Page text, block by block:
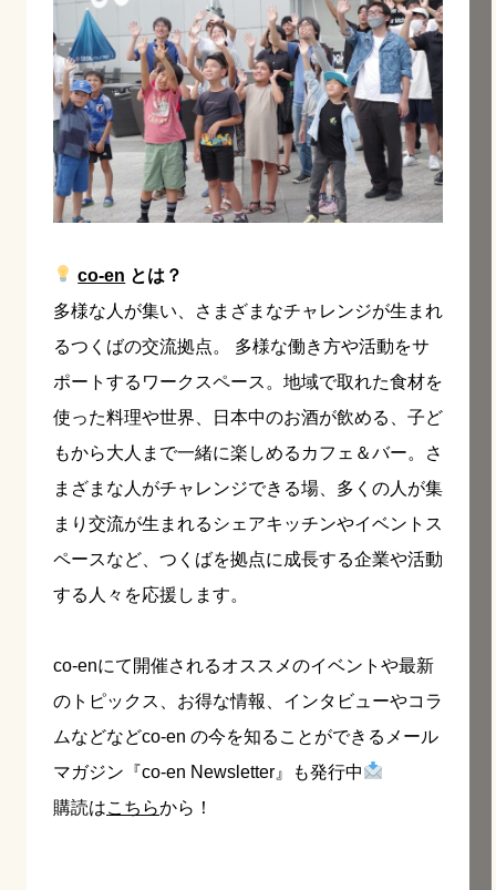
co-en とは？
多様な人が集い、さまざまなチャレンジが生まれ
るつくばの交流拠点。 多様な働き方や活動をサ
ポートするワークスペース。地域で取れた食材を
使った料理や世界、日本中のお酒が飲める、子ど
もから大人まで一緒に楽しめるカフェ＆バー。さ
まざまな人がチャレンジできる場、多くの人が集
まり交流が生まれるシェアキッチンやイベントス
ペースなど、つくばを拠点に成長する企業や活動
する人々を応援します。
co-enにて開催されるオススメのイベントや最新
のトピックス、お得な情報、インタビューやコラ
ムなどなどco-en の今を知ることができるメール
マガジン『co-en Newsletter』も発行中
購読はこちらから！